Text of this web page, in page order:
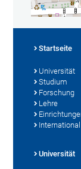
Startseite
Universität
Studium
Forschung
Lehre
International
Universität